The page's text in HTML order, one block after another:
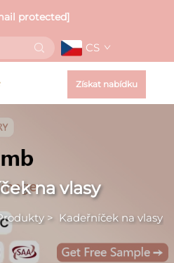
protected]
CS
Získat nabídku
na vlasy
> Kadeřníček na vlasy